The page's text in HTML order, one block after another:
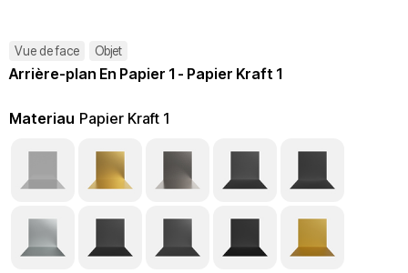
Vue de face Objet
Arrière-plan En Papier 1 - Papier Kraft 1
Materiau Papier Kraft 1